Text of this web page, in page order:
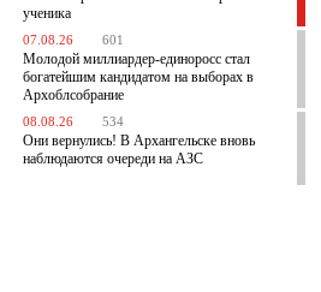
ученика
07.08.26 601
Молодой миллиардер-единоросс стал
богатейшим кандидатом на выборах в
Архоблсобрание
08.08.26 534
Они вернулись! В Архангельске вновь
наблюдаются очереди на АЗС